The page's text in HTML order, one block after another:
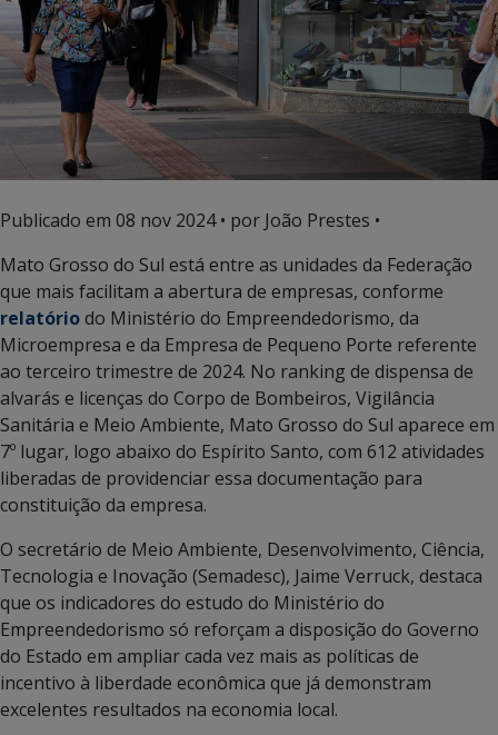
Publicado em 08 nov 2024• por João Prestes •
Mato Grosso do Sul está entre as unidades da Federação
que mais facilitam a abertura de empresas, conforme
relatóriodo Ministério do Empreendedorismo, da
Microempresa e da Empresa de Pequeno Porte referente
ao terceiro trimestre de 2024. No ranking de dispensa de
alvarás e licenças do Corpo de Bombeiros, Vigilância
Sanitária e Meio Ambiente, Mato Grosso do Sul aparece em
7º lugar, logo abaixo do Espírito Santo, com 612 atividades
liberadas de providenciar essa documentação para
constituição da empresa.
O secretário de Meio Ambiente, Desenvolvimento, Ciência,
Tecnologia e Inovação (Semadesc), Jaime Verruck, destaca
que os indicadores do estudo do Ministério do
Empreendedorismo só reforçam a disposição do Governo
do Estado em ampliar cada vez mais as políticas de
incentivo à liberdade econômica que já demonstram
excelentes resultados na economia local.